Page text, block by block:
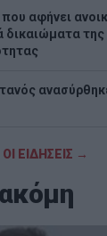
αφήνει
δικαιώματα
ΕΙΔΗΣΕΙΣ →